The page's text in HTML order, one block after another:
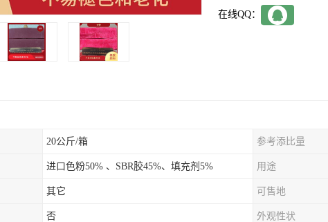
在线QQ：
20公斤/箱 参考添比量
进口色粉50% 、SBR胶45%、填充剂5% 用途
其它 可售地
否 外观性状